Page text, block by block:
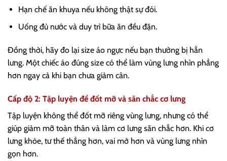
Hạn chế ăn khuya nếu không thật sự đói.
Uống đủ nước và duy trì bữa ăn đều đặn.
Đồng thời, hãy đo lại size áo ngực nếu bạn thường bị hằn
lưng. Một chiếc áo đúng size có thể làm vùng lưng nhìn phẳng
hơn ngay cả khi bạn chưa giảm cân.
Cấp độ 2: Tập luyện để đốt mỡ và săn chắc cơ lưng
Tập luyện không thể đốt mỡ riêng vùng lưng, nhưng có thể
giúp giảm mỡ toàn thân và làm cơ lưng săn chắc hơn. Khi cơ
lưng khỏe, tư thế thẳng hơn, vai mở hơn và vùng lưng nhìn
gọn hơn.